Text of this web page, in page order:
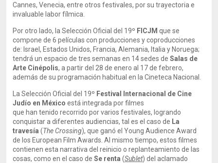
Cannes, Venecia, entre otros festivales, por su trayectoria e
invaluable labor fílmica.
Por otro lado, la Selección Oficial del 19º FICJM que se
compone de 6 películas con producciones y coproducciones
de: Israel, Estados Unidos, Francia, Alemania, Italia y Noruega;
tendrá un espacio de tres semanas en 14 sedes deSalas de
Arte Cinépolis, a partir del 28 de enero al 17 de febrero,
además de su programación habitual en la Cineteca Nacional.
La Selección Oficial del 19º Festival Internacional de Cine
Judío en México está integrada por filmes
que han tenido recorrido por varios festivales, logrando
conquistar a diferentes audiencias, tal es el caso de La
travesía (The Crossing), que ganó el Young Audience Award
de los European Film Awards. Al mismo tiempo, estos filmes
contienen esta narrativa del reinicio o replanteamiento de las
cosas, como en el caso deSe renta (Sublet) del aclamado